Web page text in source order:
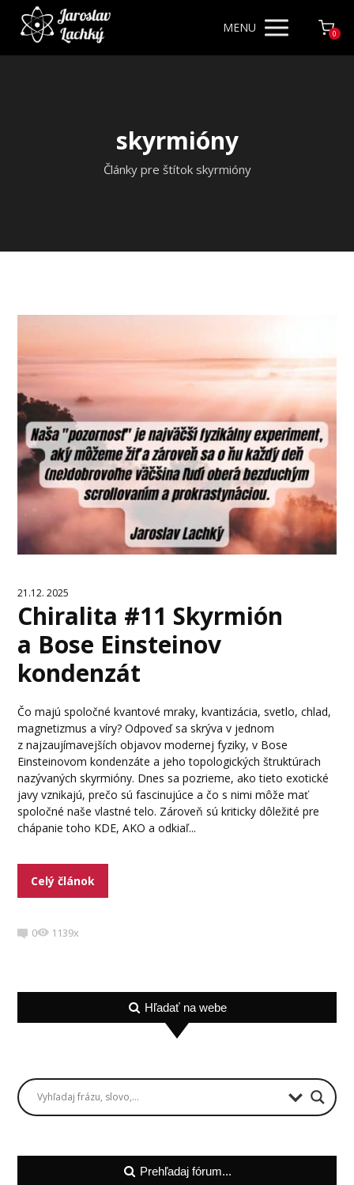
MENU 0
skyrmióny
Články pre štítok skyrmióny
21.12. 2025
Chiralita #11 Skyrmión
a Bose Einsteinov
kondenzát
Čo majú spoločné kvantové mraky, kvantizácia, svetlo, chlad,
magnetizmus a víry? Odpoveď sa skrýva v jednom
z najzaujímavejších objavov modernej fyziky, v Bose
Einsteinovom kondenzáte a jeho topologických štruktúrach
nazývaných skyrmióny. Dnes sa pozrieme, ako tieto exotické
javy vznikajú, prečo sú fascinujúce a čo s nimi môže mať
spoločné naše vlastné telo. Zároveň sú kriticky dôležité pre
chápanie toho KDE, AKO a odkiaľ...
Celý článok
0 1139x
Hľadať na webe
Prehľadaj fórum...